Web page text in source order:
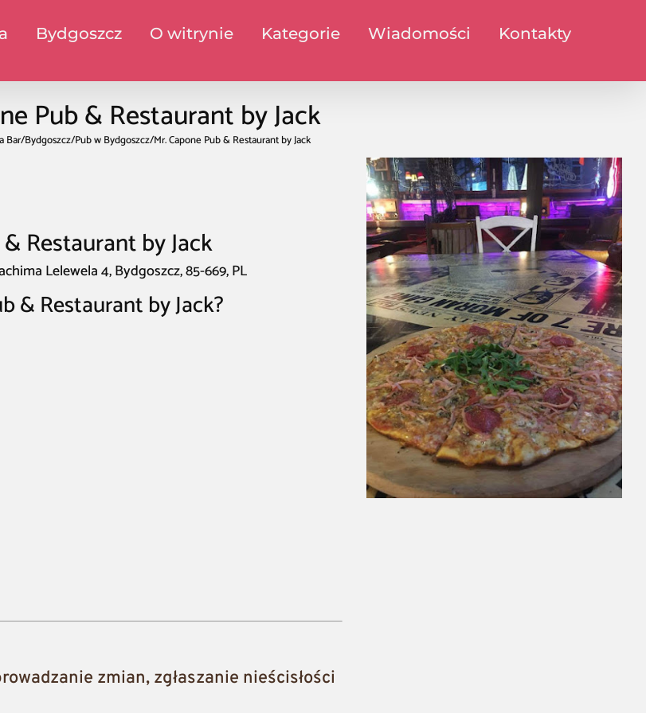
Bydgoszcz O witrynie Kategorie Wiadomości Kontakty
Pub & Restaurant by Jack
Bar/Bydgoszcz/Pub w Bydgoszcz/Mr. Capone Pub & Restaurant by Jack
Restaurant by Jack
Lelewela 4, Bydgoszcz, 85-669, PL
& Restaurant by Jack?
zmian, zgłaszanie nieścisłości